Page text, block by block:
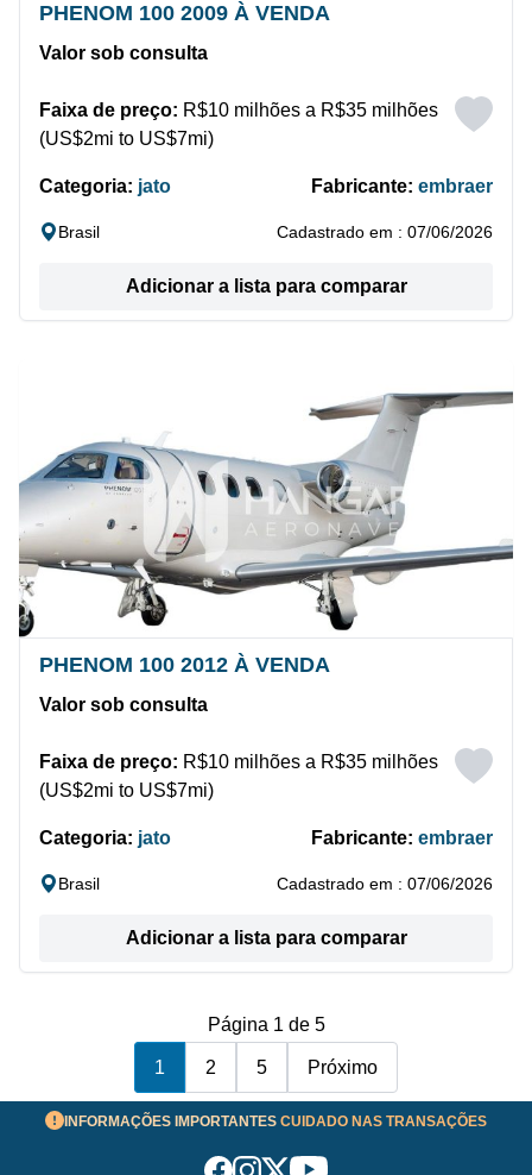
PHENOM 100 2009 À VENDA
Valor sob consulta
Faixa de preço: R$10 milhões a R$35 milhões
(US$2mi to US$7mi)
Categoria: jato Fabricante: embraer
Brasil Cadastrado em : 07/06/2026
Adicionar a lista para comparar
PHENOM 100 2012 À VENDA
Valor sob consulta
Faixa de preço: R$10 milhões a R$35 milhões
(US$2mi to US$7mi)
Categoria: jato Fabricante: embraer
Brasil Cadastrado em : 07/06/2026
Adicionar a lista para comparar
Página 1 de 5
1 2 5 Próximo
INFORMAÇÕES IMPORTANTES CUIDADO NAS TRANSAÇÕES